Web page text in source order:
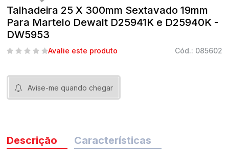
se
Talhadeira 25 X 300mm Sextavado 19mm
Para Martelo Dewalt D25941K e D25940K -
DW5953
Avalie este produto Cód.: 085602
Avise-me quando chegar
Descrição Características